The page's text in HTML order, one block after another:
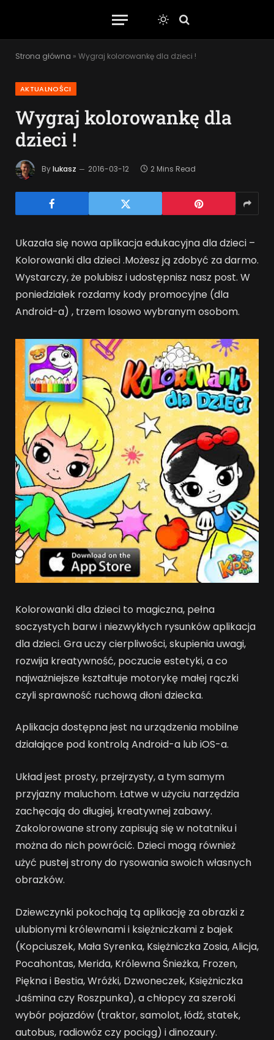
Strona główna » Wygraj kolorowankę dla dzieci !
AKTUALNOŚCI
Wygraj kolorowankę dla
dzieci !
Bylukasz 2016-03-12 2 Mins Read
Ukazała się nowa aplikacja edukacyjna dla dzieci –
Kolorowanki dla dzieci .Możesz ją zdobyć za darmo.
Wystarczy, że polubisz i udostępnisz nasz post. W
poniedziałek rozdamy kody promocyjne (dla
Android-a) , trzem losowo wybranym osobom.
Kolorowanki dla dzieci to magiczna, pełna
soczystych barw i niezwykłych rysunków aplikacja
dla dzieci. Gra uczy cierpliwości, skupienia uwagi,
rozwija kreatywność, poczucie estetyki, a co
najważniejsze kształtuje motorykę małej rączki
czyli sprawność ruchową dłoni dziecka.
Aplikacja dostępna jest na urządzenia mobilne
działające pod kontrolą Android-a lub iOS-a.
Układ jest prosty, przejrzysty, a tym samym
przyjazny maluchom. Łatwe w użyciu narzędzia
zachęcają do długiej, kreatywnej zabawy.
Zakolorowane strony zapisują się w notatniku i
można do nich powrócić. Dzieci mogą również
użyć pustej strony do rysowania swoich własnych
obrazków.
Dziewczynki pokochają tą aplikację za obrazki z
ulubionymi królewnami i księżniczkami z bajek
(Kopciuszek, Mała Syrenka, Księżniczka Zosia, Alicja,
Pocahontas, Merida, Królewna Śnieżka, Frozen,
Piękna i Bestia, Wróżki, Dzwoneczek, Księżniczka
Jaśmina czy Roszpunka), a chłopcy za szeroki
wybór pojazdów (traktor, samolot, łódź, statek,
autobus, radiowóz czy pociąg) i dinozaury.